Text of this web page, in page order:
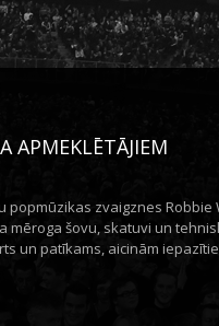
APMEKLĒTĀJIEM
zvaigznes Robbie
mēroga šovu, skatuvi un
un patīkams, aicinām